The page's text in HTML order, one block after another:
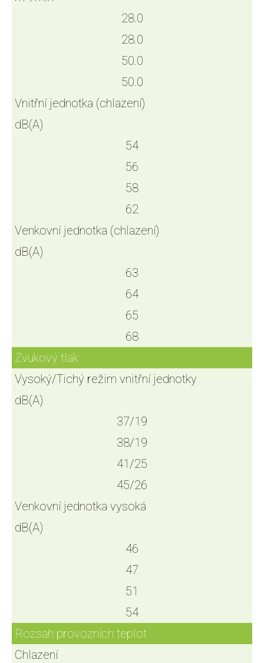
28.0
28.0
50.0
50.0
Vnitřní jednotka (chlazení)
dB(A)
54
56
58
62
Venkovní jednotka (chlazení)
dB(A)
63
64
65
68
Zvukový tlak
Vysoký/Tichý režim vnitřní jednotky
dB(A)
37/19
38/19
41/25
45/26
Venkovní jednotka vysoká
dB(A)
46
47
51
54
Rozsah provozních teplot
Chlazení